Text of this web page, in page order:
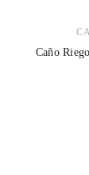
Caño